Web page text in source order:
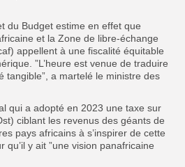
du Budget estime en effet que
et la Zone de libre-échange
appellent à une fiscalité équitable
”L ’heure est venue de traduire
tangible”, a martelé le ministre des
qui a adopté en 2023 une taxe sur
ciblant les revenus des géants de
pays africains à s’inspirer de cette
qu’il y ait ”une vision panafricaine